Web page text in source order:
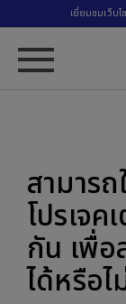
เยี่ยมชมเว็บ
สามาร
โปรเจค
กัน เพื่
ได้หรือไ